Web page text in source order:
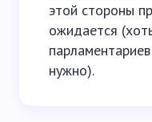
этой стороны
ожидается
нужно).